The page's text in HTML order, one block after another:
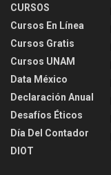
CURSOS
Cursos En Línea
Cursos Gratis
Cursos UNAM
Data México
Declaración Anual
Desafíos Éticos
Día Del Contador
DIOT